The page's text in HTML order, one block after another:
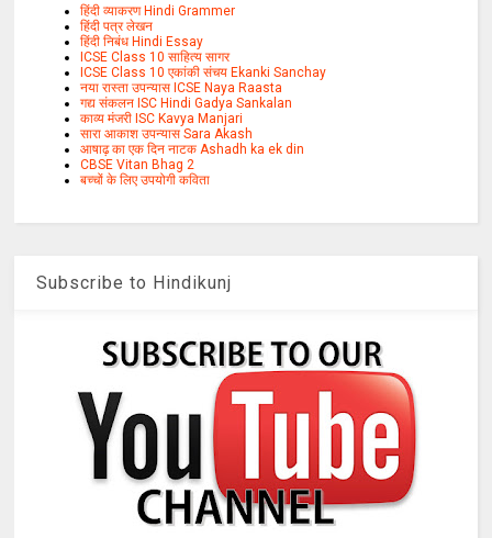
हिंदी व्याकरण Hindi Grammer
हिंदी पत्र लेखन
हिंदी निबंध Hindi Essay
ICSE Class 10 साहित्य सागर
ICSE Class 10 एकांकी संचय Ekanki Sanchay
नया रास्ता उपन्यास ICSE Naya Raasta
गद्य संकलन ISC Hindi Gadya Sankalan
काव्य मंजरी ISC Kavya Manjari
सारा आकाश उपन्यास Sara Akash
आषाढ़ का एक दिन नाटक Ashadh ka ek din
CBSE Vitan Bhag 2
बच्चों के लिए उपयोगी कविता
Subscribe to Hindikunj